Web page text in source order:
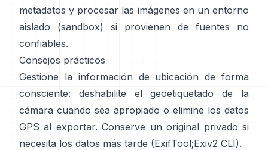
metadatos y procesar las imágenes en un entorno
aislado (sandbox) si provienen de fuentes no
confiables.
Consejos prácticos
Gestione la información de ubicación de forma
consciente: deshabilite el geoetiquetado de la
cámara cuando sea apropiado o elimine los datos
GPS al exportar. Conserve un original privado si
necesita los datos más tarde (ExifTool;Exiv2 CLI).